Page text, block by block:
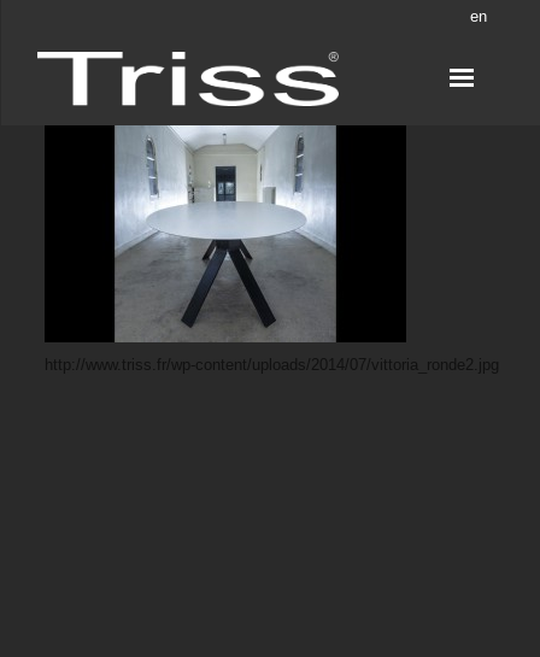
en
http://www.triss.fr/wp-content/uploads/2014/07/vittoria_ronde2.jpg